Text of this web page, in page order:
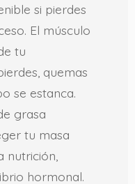
si pierdes
El músculo
tu
quemas
se estanca.
grasa
tu masa
nutrición,
hormonal.